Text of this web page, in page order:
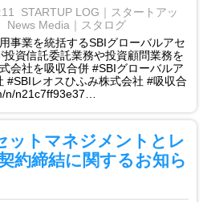
STARTUP LOG｜スタートアッ
News Media｜スタログ
事業を統括するSBIグローバルアセ
資信託委託業務や投資顧問業務を
会社を吸収合併 #SBIグローバルア
#SBIレオスひふみ株式会社 #吸収合
n/n21c7ff93e37…
ットマネジメントとレ
約締結に関するお知ら